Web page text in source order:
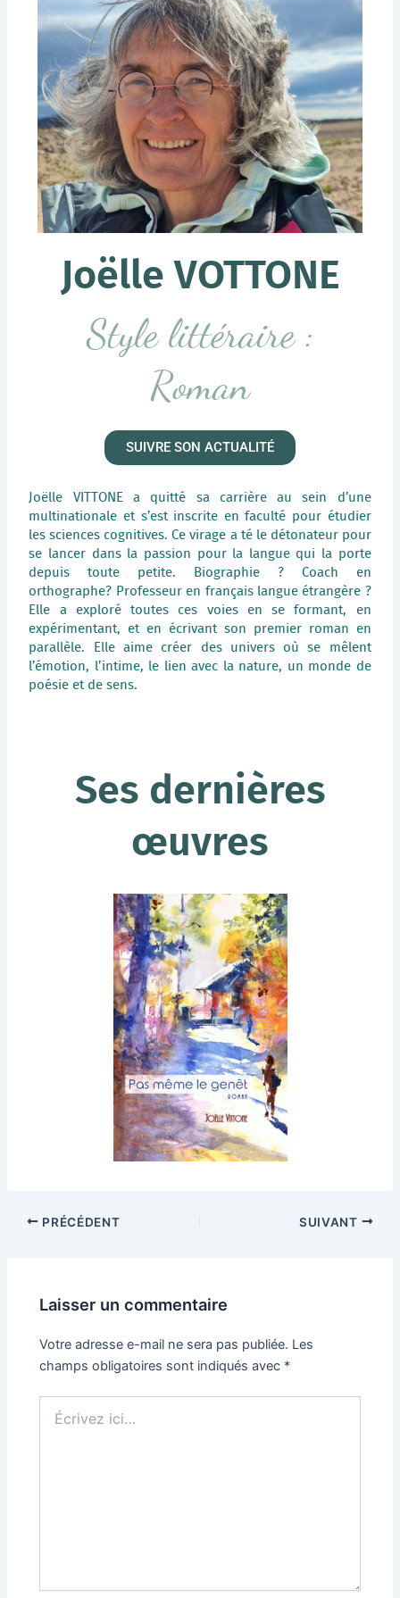
Joëlle VOTTONE
Style littéraire :
Roman
SUIVRE SON ACTUALITÉ
Joëlle VITTONE a quitté sa carrière au sein d’une
multinationale et s’est inscrite en faculté pour étudier
les sciences cognitives. Ce virage a té le détonateur pour
se lancer dans la passion pour la langue qui la porte
depuis toute petite. Biographie ? Coach en
orthographe? Professeur en français langue étrangère ?
Elle a exploré toutes ces voies en se formant, en
expérimentant, et en écrivant son premier roman en
parallèle. Elle aime créer des univers où se mêlent
l’émotion, l’intime, le lien avec la nature, un monde de
poésie et de sens.
Ses dernières
œuvres
PRÉCÉDENT SUIVANT
Laisser un commentaire
Votre adresse e-mail ne sera pas publiée. Les
champs obligatoires sont indiqués avec *
ici…